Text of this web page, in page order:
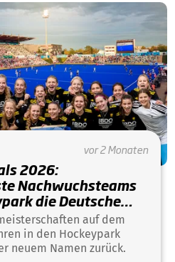
vor 2 Monaten
2026:
Nachwuchsteams
die Deutsche
auf dem
in den Hockeypark
neuem Namen zurück.